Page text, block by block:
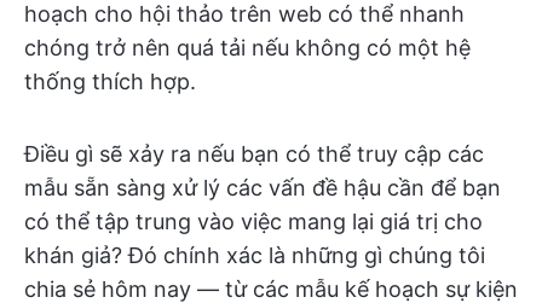
hoạch cho hội thảo trên web có thể nhanh
chóng trở nên quá tải nếu không có một hệ
thống thích hợp.
Điều gì sẽ xảy ra nếu bạn có thể truy cập các
mẫu sẵn sàng xử lý các vấn đề hậu cần để bạn
có thể tập trung vào việc mang lại giá trị cho
khán giả? Đó chính xác là những gì chúng tôi
chia sẻ hôm nay — từ các mẫu kế hoạch sự kiện